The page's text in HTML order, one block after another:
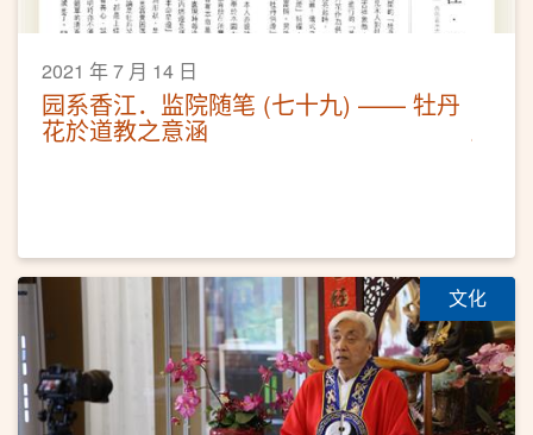
2021 年 7 月 14 日
园系香江．监院随笔 (七十九) —— 牡丹
花於道教之意涵
文化